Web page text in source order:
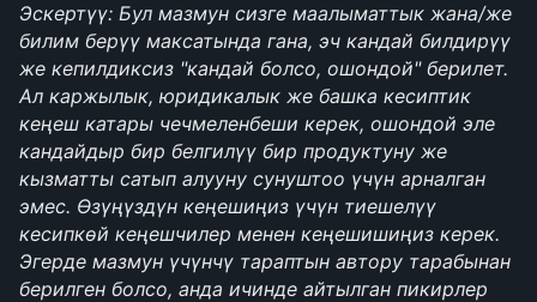
Эскертүү: Бул мазмун сизге маалыматтык жана/же
билим берүү максатында гана, эч кандай билдирүү
же кепилдиксиз "кандай болсо, ошондой" берилет.
Ал каржылык, юридикалык же башка кесиптик
кеңеш катары чечмеленбеши керек, ошондой эле
кандайдыр бир белгилүү бир продуктуну же
кызматты сатып алууну сунуштоо үчүн арналган
эмес. Өзүңүздүн кеңешиңиз үчүн тиешелүү
кесипкөй кеңешчилер менен кеңешишиңиз керек.
Эгерде мазмун үчүнчү тараптын автору тарабынан
берилген болсо, анда ичинде айтылган пикирлер